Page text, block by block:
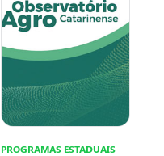
PROGRAMAS ESTADUAIS